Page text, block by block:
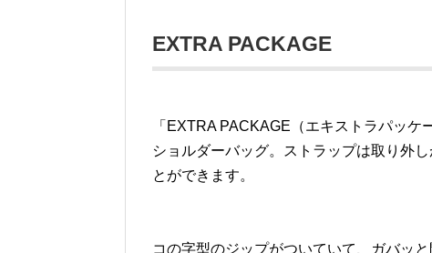
EXTRA PACKAGE
「EXTRA PACKAGE（エキストラパッ
ショルダーバッグ。ストラップは取り外
とができます。
コの字型のジップがついていて、ガバッ